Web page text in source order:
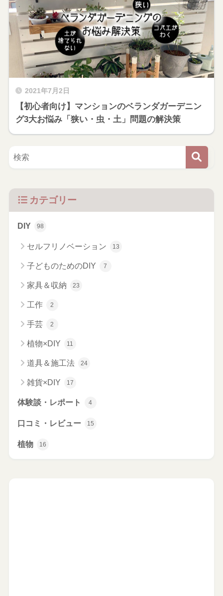
2021年7月2日
【初心者向け】マンションのベランダガーデニン
グ3大お悩み「狭い・虫・土」問題の解決策
カテゴリー
DIY 98
セルフリノベーション 13
子どものためのDIY 7
家具＆収納 23
工作 2
手芸 2
植物×DIY 11
道具＆施工法 24
雑貨×DIY 17
体験談・レポート 4
口コミ・レビュー 15
植物 16